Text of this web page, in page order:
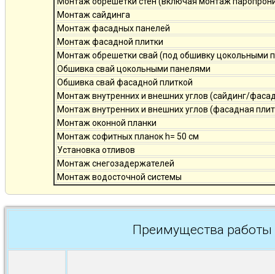
Монтаж сайдинга
Монтаж фасадных панелей
Монтаж фасадной плитки
Монтаж обрешетки свай (под обшивку цокольными
Обшивка свай цокольными панелями
Обшивка свай фасадной плиткой
Монтаж внутренних и внешних углов (сайдинг/
Монтаж внутренних и внешних углов (фасадная
Монтаж оконной планки
Монтаж софитных планок h= 50 см
Установка отливов
Монтаж снегозадержателей
Монтаж водосточной системы
Преимущества